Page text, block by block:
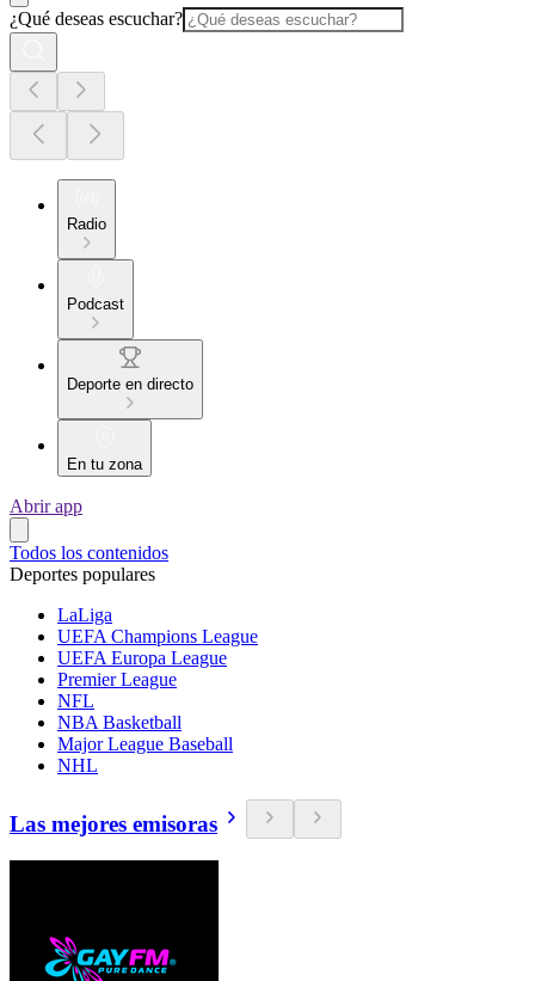
¿Qué deseas escuchar?
Radio
Podcast
Deporte en directo
En tu zona
Abrir app
Todos los contenidos
Deportes populares
LaLiga
UEFA Champions League
UEFA Europa League
Premier League
NFL
NBA Basketball
Major League Baseball
NHL
Las mejores emisoras